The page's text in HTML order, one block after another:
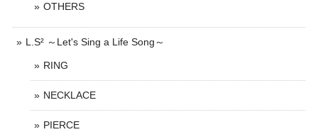
OTHERS
L.S² ～Let's Sing a Life Song～
RING
NECKLACE
PIERCE